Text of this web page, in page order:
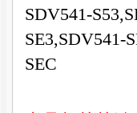
SDV541-
SE3,SDV541-
SEC